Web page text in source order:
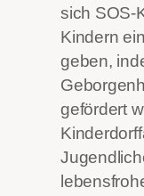
sich SOS-
Kindern
geben,
gefördert